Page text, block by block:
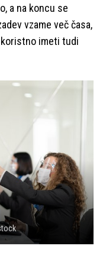
a na koncu se
vzame več časa,
imeti tudi